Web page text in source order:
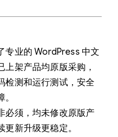
专业的 WordPress 中文
上架产品均原版采购，
检测和运行测试，安全
必须，均未修改原版产
新升级更稳定。